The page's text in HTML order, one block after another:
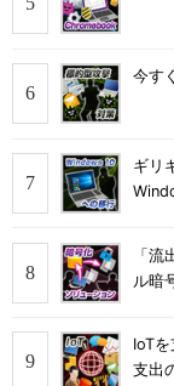
今す
ギリ
「
ル暗
IoT
支出